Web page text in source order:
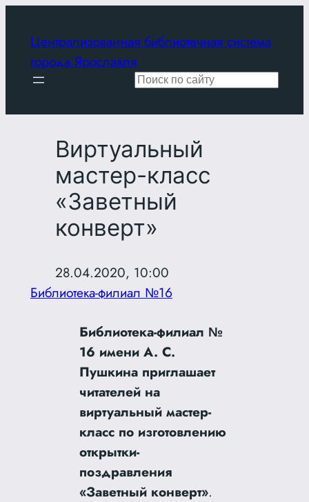
содержимому
Централизованная библиотечная система
города Ярославля
Поиск
Виртуальный
мастер-класс
«Заветный
конверт»
28.04.2020, 10:00
Библиотека-филиал №16
Библиотека-филиал №
16 имени А. С.
Пушкина приглашает
читателей на
виртуальный мастер-
класс по изготовлению
открытки-
поздравления
«Заветный конверт».